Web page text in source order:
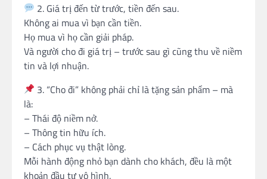
2. Giá trị đến từ trước, tiền đến sau.
Không ai mua vì bạn cần tiền.
Họ mua vì họ cần giải pháp.
Và người cho đi giá trị – trước sau gì cũng thu về niềm
tin và lợi nhuận.
3. “Cho đi” không phải chỉ là tặng sản phẩm – mà
là:
– Thái độ niềm nở.
– Thông tin hữu ích.
– Cách phục vụ thật lòng.
Mỗi hành động nhỏ bạn dành cho khách, đều là một
khoản đầu tư vô hình.